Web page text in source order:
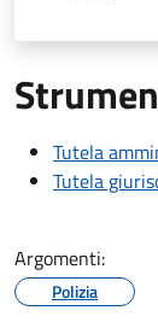
Tutela
Tutela
Argomenti:
Polizia